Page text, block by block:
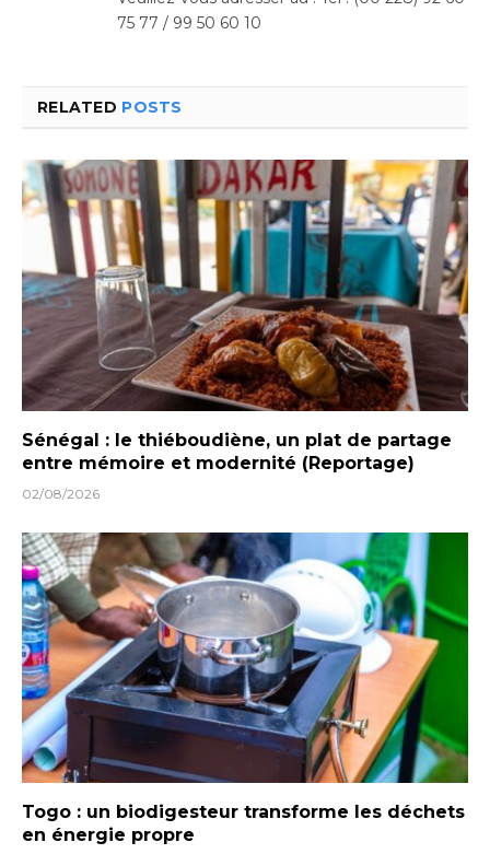
75 77 / 99 50 60 10
RELATED POSTS
Sénégal : le thiéboudiène, un plat de partage
entre mémoire et modernité (Reportage)
02/08/2026
Togo : un biodigesteur transforme les déchets
en énergie propre